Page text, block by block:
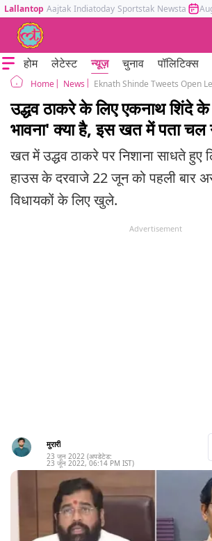
Lallantop Aajtak Indiatoday Sportstak Newstak
होम लेटेस्ट न्यूज़ चुनाव पॉलिटिक्स
Home News
उद्धव ठाकरे के लिए एकनाथ शिंदे के
भावना' क्या है, इस खत में पता चल
खत में उद्धव ठाकरे पर निशाना साधते हुए
हाउस के दरवाजे 22 जून को पहली बार
विधायकों के लिए खुले.
Advertisement
मुरारी
23 जून 2022 (अपडेटेड:
23 जून 2022, 06:14 PM IST)